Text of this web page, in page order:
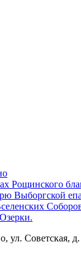
Рощинского
Выборгской
ул. Советская, д.